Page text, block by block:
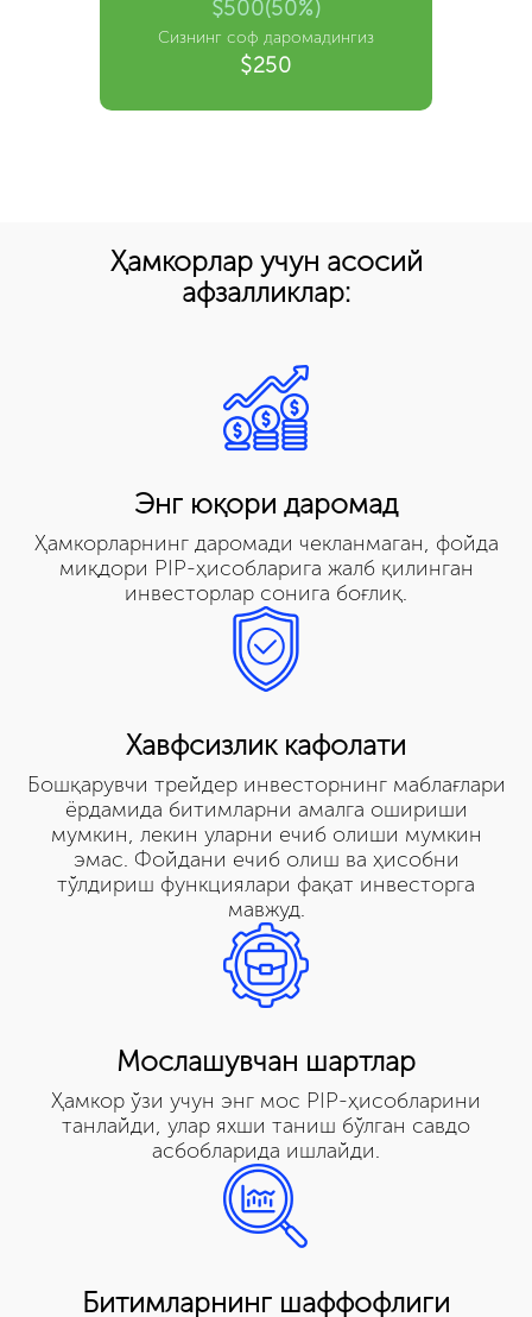
$500(50%)
Сизнинг соф даромадингиз
$250
Ҳамкорлар учун асосий
афзалликлар:
Энг юқори даромад
Ҳамкорларнинг даромади чекланмаган, фойда
миқдори PIP-ҳисобларига жалб қилинган
инвесторлар сонига боғлиқ.
Хавфсизлик кафолати
Бошқарувчи трейдер инвесторнинг маблағлари
ёрдамида битимларни амалга ошириши
мумкин, лекин уларни ечиб олиши мумкин
эмас. Фойдани ечиб олиш ва ҳисобни
тўлдириш функциялари фақат инвесторга
мавжуд.
Мослашувчан шартлар
Ҳамкор ўзи учун энг мос PIP-ҳисобларини
танлайди, улар яхши таниш бўлган савдо
асбобларида ишлайди.
Битимларнинг шаффофлиги